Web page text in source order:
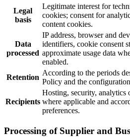
Legal
basis
Legitimate interest for
cookies; consent for
content cookies.
Data
processed
IP address, browser and
identifiers, cookie consent
approximate usage data
enabled.
Retention
According to the periods
Policy and the
Recipients
Hosting, security, analytics
where applicable and
preferences.
Processing of Supplier and